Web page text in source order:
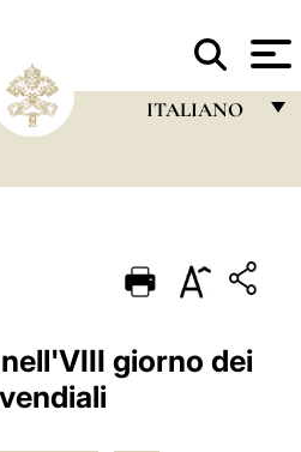
ITALIANO
PORTUGUÊS
ESPAÑOL
giorno dei